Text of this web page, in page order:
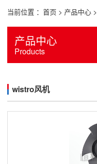
当前位置 ： 首页 > 产品中心 >
产品中心
Products
wistro风机